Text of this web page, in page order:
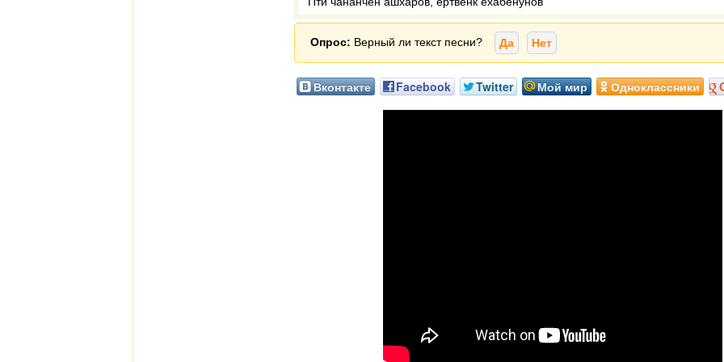
Опрос: Верный ли текст песни? Да Нет
Вконтакте Facebook Twitter Мой мир Одноклассники